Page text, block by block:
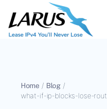
Home / Blog /
what-if-ip-blocks-lose-